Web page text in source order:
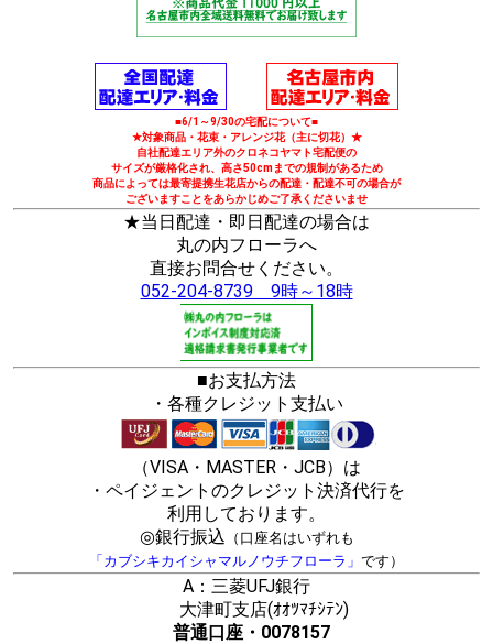
■6/1～9/30の宅配について■
★対象商品・花束・アレンジ花（主に切花）★
自社配達エリア外のクロネコヤマト宅配便の
サイズが厳格化され、高さ50cmまでの規制があるため
商品によっては最寄提携生花店からの配達・配達不可の場合が
ございますことをあらかじめご了承くださいませ
★当日配達・即日配達の場合は
丸の内フローラへ
直接お問合せください。
052-204-8739 9時～18時
■お支払方法
・各種クレジット支払い
（VISA・MASTER・JCB）は
・ペイジェントのクレジット決済代行を
利用しております。
◎銀行振込 （口座名はいずれも
「カブシキカイシャマルノウチフローラ」 です）
A：三菱UFJ銀行
大津町支店(ｵｵﾂﾏﾁｼﾃﾝ)
普通口座・0078157